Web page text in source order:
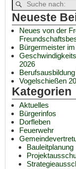
Neueste
Neues von der
Bürgermeister
2026
Vogelschießen
Kategorien
Aktuelles
Bürgerinfos
Dorfleben
Feuerwehr
Bauleitplanung